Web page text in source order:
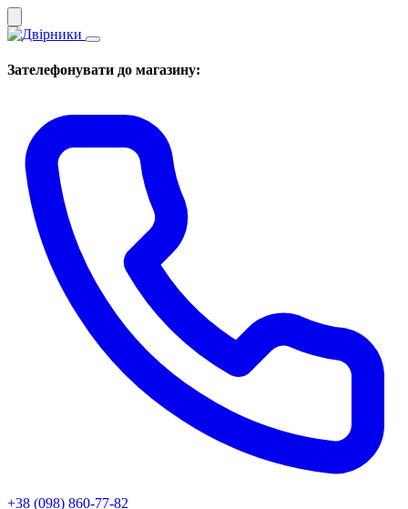
Зателефонувати до магазину:
+38 (098) 860-77-82